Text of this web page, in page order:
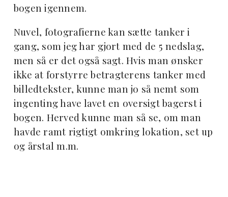
bogen igennem.
Nuvel, fotografierne kan sætte tanker i
gang, som jeg har gjort med de 5 nedslag,
men så er det også sagt. Hvis man ønsker
ikke at forstyrre betragterens tanker med
billedtekster, kunne man jo så nemt som
ingenting have lavet en oversigt bagerst i
bogen. Herved kunne man så se, om man
havde ramt rigtigt omkring lokation, set up
og årstal m.m.